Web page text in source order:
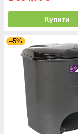
Купити
–5%